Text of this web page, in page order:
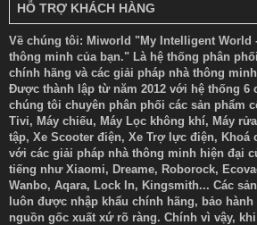
HỖ TRỢ KHÁCH HÀNG
Về chúng tôi: Miworld "My Intelligent World
thông minh của bạn." Là hệ thống phân
chính hãng và các giải pháp nhà thông
Được thành lập từ năm 2012 với hệ thống 6
chúng tôi chuyên phân phối các sản phẩm
Tivi, Máy chiếu, Máy Lọc không khí, Máy
tập, Xe Scooter điện, Xe Trợ lực điện, Khoá
với các giải pháp nhà thông minh hiện đại
tiếng như Xiaomi, Dreame, Roborock,
Wanbo, Aqara, Lock In, Kingsmith... Các
luôn được nhập khẩu chính hãng, bảo
nguồn gốc xuất xứ rõ ràng. Chính vì vậy,